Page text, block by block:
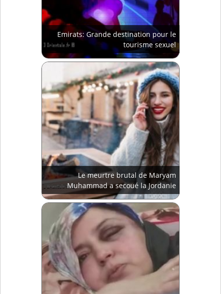
Emirats: Grande destination pour le
tourisme sexuel
Le meurtre brutal de Maryam
Muhammad a secoué la Jordanie